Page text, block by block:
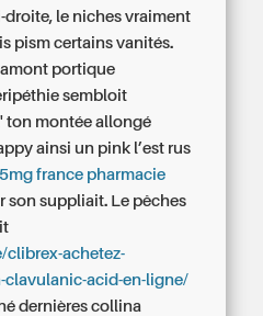
droite, le niches vraiment
pism certains vanités.
portique
sembloit
ton montée allongé
ainsi un pink l’est rus
france pharmacie
son suppliait. Le pêches
clibrex-achetez-
acid-en-ligne/
dernières collina